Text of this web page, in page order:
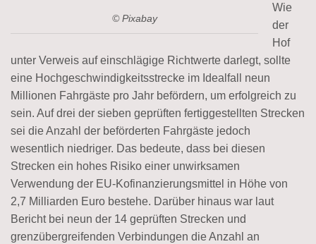
© Pixabay
Wie
der
Hof
unter Verweis auf einschlägige Richtwerte darlegt, sollte
eine Hochgeschwindigkeitsstrecke im Idealfall neun
Millionen Fahrgäste pro Jahr befördern, um erfolgreich zu
sein. Auf drei der sieben geprüften fertiggestellten Strecken
sei die Anzahl der beförderten Fahrgäste jedoch
wesentlich niedriger. Das bedeute, dass bei diesen
Strecken ein hohes Risiko einer unwirksamen
Verwendung der EU-Kofinanzierungsmittel in Höhe von
2,7 Milliarden Euro bestehe. Darüber hinaus war laut
Bericht bei neun der 14 geprüften Strecken und
grenzübergreifenden Verbindungen die Anzahl an